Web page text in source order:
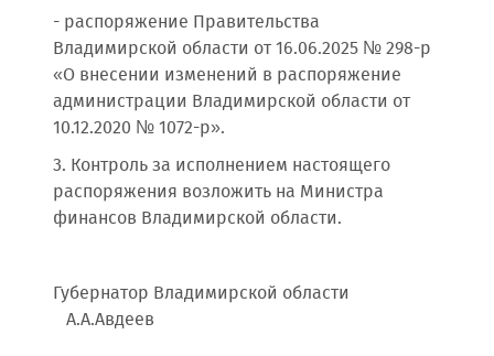
- распоряжение Правительства
Владимирской области от 16.06.2025 № 298-р
«О внесении изменений в распоряжение
администрации Владимирской области от
10.12.2020 № 1072-р».
3. Контроль за исполнением настоящего
распоряжения возложить на Министра
финансов Владимирской области.
Губернатор Владимирской области
А.А.Авдеев